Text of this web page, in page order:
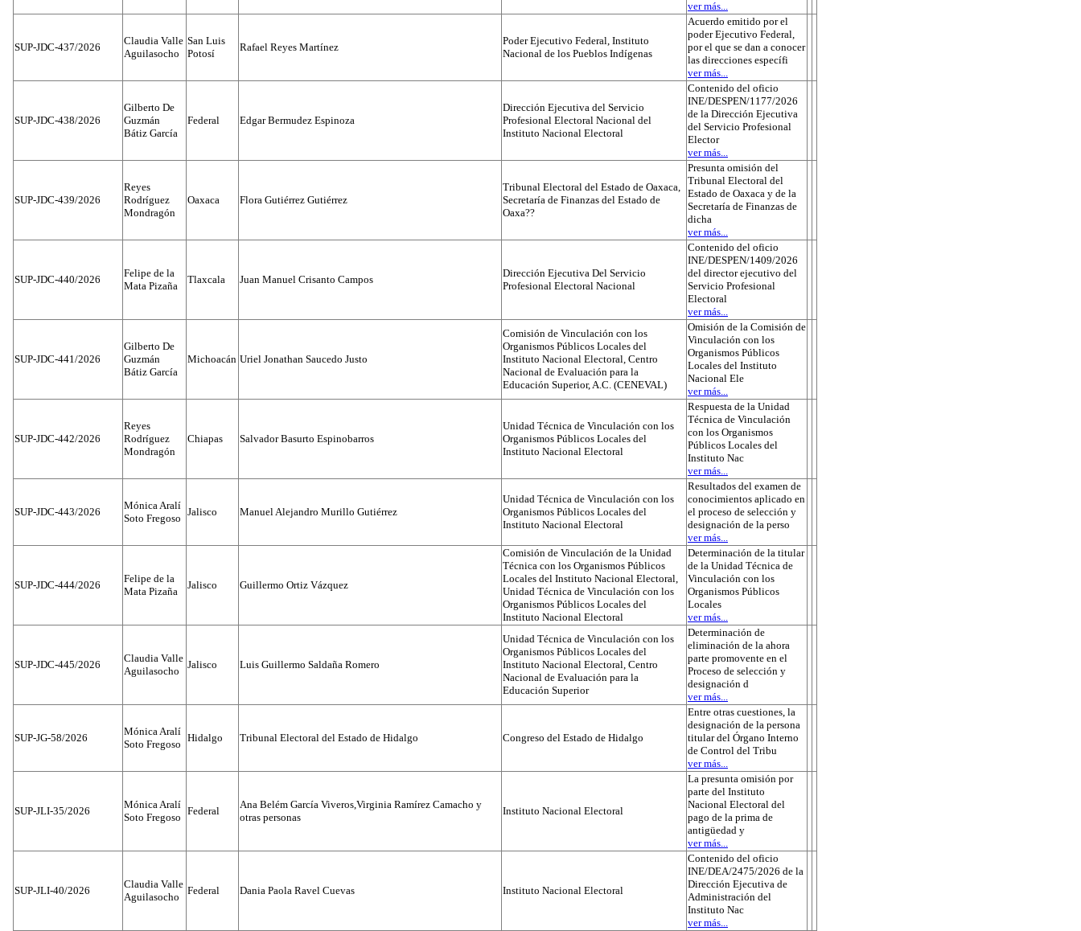
ver más...
SUP-JDC-437/2026
Claudia Valle
Aguilasocho
San Luis
Potosí
Rafael Reyes Martínez
Poder Ejecutivo Federal, Instituto
Nacional de los Pueblos Indígenas
Acuerdo emitido por el
poder Ejecutivo Federal,
por el que se dan a conocer
las direcciones específi
ver más...
SUP-JDC-438/2026
Gilberto De
Guzmán
Bátiz García
Federal Edgar Bermudez Espinoza
Dirección Ejecutiva del Servicio
Profesional Electoral Nacional del
Instituto Nacional Electoral
Contenido del oficio
INE/DESPEN/1177/2026
de la Dirección Ejecutiva
del Servicio Profesional
Elector
ver más...
SUP-JDC-439/2026
Reyes
Rodríguez
Mondragón
Oaxaca Flora Gutiérrez Gutiérrez
Tribunal Electoral del Estado de Oaxaca,
Secretaría de Finanzas del Estado de
Oaxa??
Presunta omisión del
Tribunal Electoral del
Estado de Oaxaca y de la
Secretaría de Finanzas de
dicha
ver más...
SUP-JDC-440/2026
Felipe de la
Mata Pizaña
Tlaxcala Juan Manuel Crisanto Campos
Dirección Ejecutiva Del Servicio
Profesional Electoral Nacional
Contenido del oficio
INE/DESPEN/1409/2026
del director ejecutivo del
Servicio Profesional
Electoral
ver más...
SUP-JDC-441/2026
Gilberto De
Guzmán
Bátiz García
Michoacán Uriel Jonathan Saucedo Justo
Comisión de Vinculación con los
Organismos Públicos Locales del
Instituto Nacional Electoral, Centro
Nacional de Evaluación para la
Educación Superior, A.C. (CENEVAL)
Omisión de la Comisión de
Vinculación con los
Organismos Públicos
Locales del Instituto
Nacional Ele
ver más...
SUP-JDC-442/2026
Reyes
Rodríguez
Mondragón
Chiapas Salvador Basurto Espinobarros
Unidad Técnica de Vinculación con los
Organismos Públicos Locales del
Instituto Nacional Electoral
Respuesta de la Unidad
Técnica de Vinculación
con los Organismos
Públicos Locales del
Instituto Nac
ver más...
SUP-JDC-443/2026
Mónica Aralí
Soto Fregoso
Jalisco Manuel Alejandro Murillo Gutiérrez
Unidad Técnica de Vinculación con los
Organismos Públicos Locales del
Instituto Nacional Electoral
Resultados del examen de
conocimientos aplicado en
el proceso de selección y
designación de la perso
ver más...
SUP-JDC-444/2026
Felipe de la
Mata Pizaña
Jalisco Guillermo Ortiz Vázquez
Comisión de Vinculación de la Unidad
Técnica con los Organismos Públicos
Locales del Instituto Nacional Electoral,
Unidad Técnica de Vinculación con los
Organismos Públicos Locales del
Instituto Nacional Electoral
Determinación de la titular
de la Unidad Técnica de
Vinculación con los
Organismos Públicos
Locales
ver más...
SUP-JDC-445/2026
Claudia Valle
Aguilasocho
Jalisco Luis Guillermo Saldaña Romero
Unidad Técnica de Vinculación con los
Organismos Públicos Locales del
Instituto Nacional Electoral, Centro
Nacional de Evaluación para la
Educación Superior
Determinación de
eliminación de la ahora
parte promovente en el
Proceso de selección y
designación d
ver más...
SUP-JG-58/2026
Mónica Aralí
Soto Fregoso
Hidalgo Tribunal Electoral del Estado de Hidalgo Congreso del Estado de Hidalgo
Entre otras cuestiones, la
designación de la persona
titular del Órgano Interno
de Control del Tribu
ver más...
SUP-JLI-35/2026
Mónica Aralí
Soto Fregoso
Federal
Ana Belém García Viveros,Virginia Ramírez Camacho y
otras personas
Instituto Nacional Electoral
La presunta omisión por
parte del Instituto
Nacional Electoral del
pago de la prima de
antigüedad y
ver más...
SUP-JLI-40/2026
Claudia Valle
Aguilasocho
Federal Dania Paola Ravel Cuevas Instituto Nacional Electoral
Contenido del oficio
INE/DEA/2475/2026 de la
Dirección Ejecutiva de
Administración del
Instituto Nac
ver más...